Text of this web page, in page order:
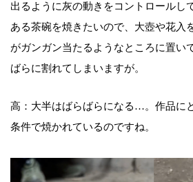
出るように灰の動きをコントロールし
ある茶碗を焼きたいので、大壺や花入
がガンガン当たるようなところに置い
ばらに割れてしまいますが。
高：大半はばらばらになる…。作品に
条件で焼かれているのですね。